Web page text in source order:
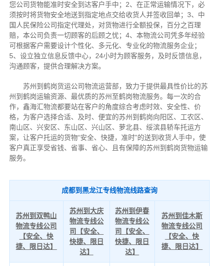
您公司货物能准时安全到达客户手中；2、在正常运输情况下，必
须按时将货物安全地送到指定地点交给收货人并签收回单；3、中
国人民保险公司指定代理处，对货物进行全额投保，百分之百理
赔，本公司负责一切顾客的后顾之忧；4、本物流公司凭多年经验
可根据客户需要设计个性化、多元化、专业化的物流服务企业；
5、设立独立信息反馈中心，24小时为顾客服务，及时反馈信息，
沟通顾客，提供合理解决方案。
苏州到鹤岗货运公司物流运营部，致力于提供最具性价比的苏
州到鹤岗运输资源、最优质的苏州至鹤岗物流服务。每一次的合
作，鑫海汇物流都要站在客户的角度综合考虑时效、安全性、价
格，为客户选择合适、及时、便宜的苏州到鹤岗向阳区、工农区、
南山区、兴安区、东山区、兴山区、萝北县、绥滨县轿车托运方
案，让客户托运的货物“安全、快捷，准时”的送到收货人手中，使
客户真正享受省钱、省事、省心、且有保障的苏州到鹤岗货物运输
服务。
成都到黑龙江专线物流线路查询
苏州到双鸭山
物流专线公司
【安全、快
捷、限日达】
苏州到大庆
物流专线公
司【安全、
快捷、限日
达】
苏州到伊春
物流专线公
司【安全、
快捷、限日
达】
苏州到佳木斯
物流专线公司
【安全、快
捷、限日达】